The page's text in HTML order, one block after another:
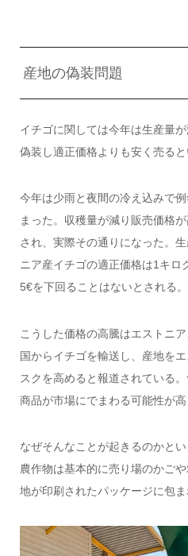
産地の偽装問題
イチゴに関しては今年は生産量
偽装し適正価格よりも安く売る
今年は少雨と夜間の冷え込みで
まった。収穫量が減り販売価格
され、実際その通りになった。
ニア産イチゴの適正価格は1キロ
5€を下回ることはないとされる。
こうした価格の高騰はエストニ
国からイチゴを輸送し、産地を
スクを高めると報道されている
商品が市場にでまわる可能性が高
なぜそんなことが起きるのかと
農作物は基本的に売り場のかご
地が印刷されたパッケージに包ま